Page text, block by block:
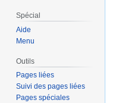
Spécial
Aide
Menu
Outils
Pages liées
Suivi des pages liées
Pages spéciales